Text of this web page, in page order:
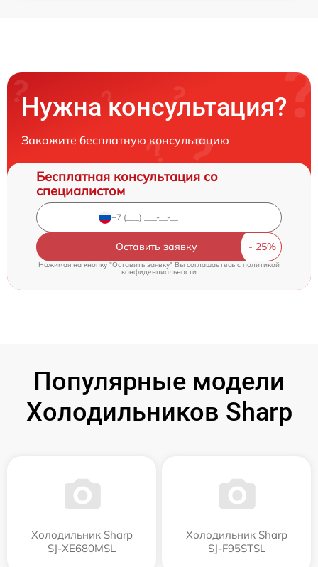
Нужна консультация?
Закажите бесплатную консультацию
Бесплатная консультация со
специалистом
Оставить заявку
Нажимая на кнопку "Оставить заявку" Вы соглашаетесь cполитикой
конфиденциальности
Популярные модели
Холодильников Sharp
Холодильник Sharp
SJ-XE680MSL
Холодильник Sharp
SJ-F95STSL